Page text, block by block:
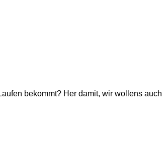
bekommt? Her damit, wir wollens auch